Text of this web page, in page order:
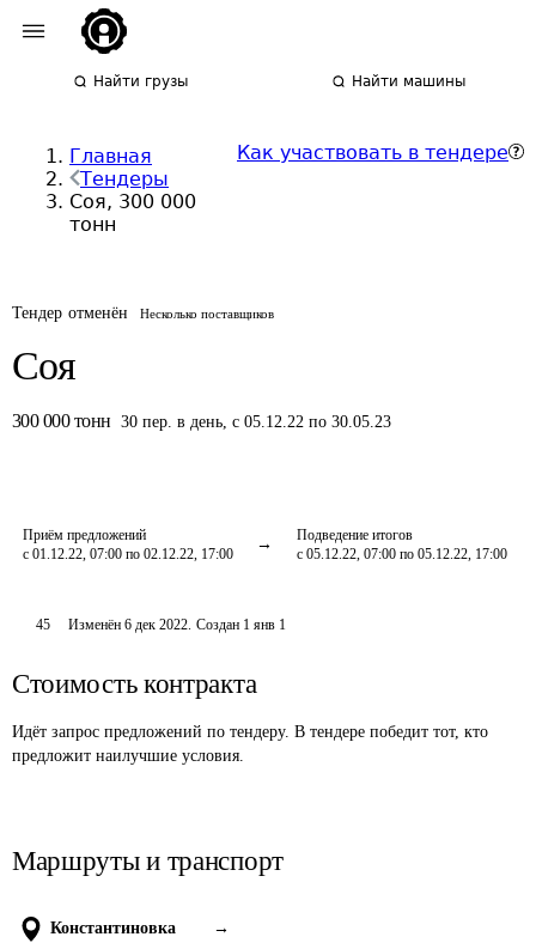
Найти грузы Найти машины
Главная
Тендеры
Соя, 300 000
тонн
Как участвовать в тендере
Тендер отменён Несколько поставщиков
Соя
300 000 тонн 30 пер. в день, с 05.12.22 по 30.05.23
Приём предложений
с 01.12.22, 07:00 по 02.12.22, 17:00
Подведение итогов
с 05.12.22, 07:00 по 05.12.22, 17:00
45 Изменён6 дек 2022. Создан 1 янв 1
Стоимость контракта
Идёт запрос предложений по тендеру. В тендере победит тот, кто
предложит наилучшие условия.
Маршруты и транспорт
Константиновка →